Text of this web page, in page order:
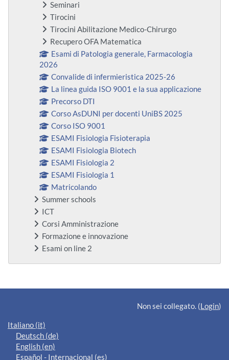
Seminari
Tirocini
Tirocini Abilitazione Medico-Chirurgo
Recupero OFA Matematica
Esami di Patologia generale, Farmacologia
2026
Convalide di infermieristica 2025-26
La linea guida ISO 9001 e la sua applicazione
Precorso DTI
Corso AsDUNI per docenti UniBS 2025
Corso ISO 9001
ESAMI Fisiologia Fisioterapia
ESAMI Fisiologia Biotech
ESAMI Fisiologia 2
ESAMI Fisiologia 1
Matricolando
Summer schools
ICT
Corsi Amministrazione
Formazione e innovazione
Esami on line 2
Blocchi supplementari
Non sei collegato. (Login)
Italiano ‎(it)‎
Deutsch ‎(de)‎
English ‎(en)‎
Español - Internacional ‎(es)‎